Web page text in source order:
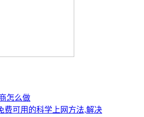
怎么做
费可用的科学上网方法,解决